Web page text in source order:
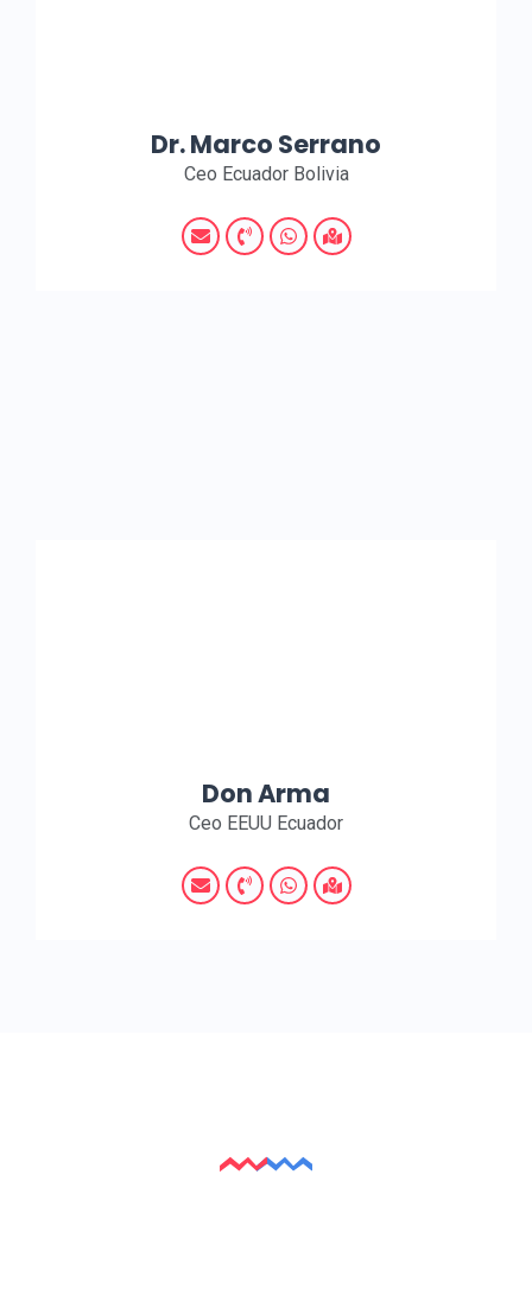
Dr. Marco Serrano
Ceo Ecuador Bolivia
Don Arma
Ceo EEUU Ecuador